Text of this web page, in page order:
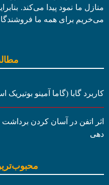
منازل ما نمود پیدا می‌کند.
می‌خریم برای همه ما
کاربرد گابا (گاما آمینو
اثر اتفن در آسان کردن برداشت
دهی